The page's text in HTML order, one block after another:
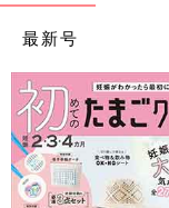
優秀！
前の話
小道具が決め
ケ＆おうち
の記念フォ
最新号